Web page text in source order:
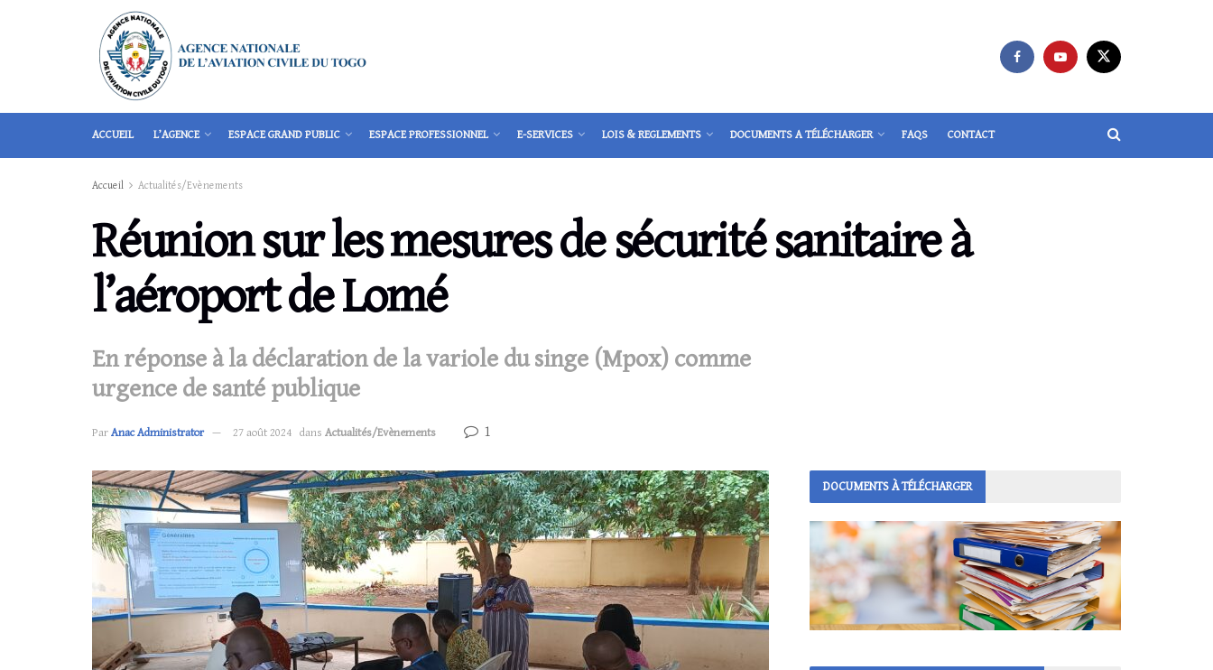
ACCUEIL L’AGENCE ESPACE GRAND PUBLIC ESPACE PROFESSIONNEL E-SERVICES LOIS & REGLEMENTS DOCUMENTS A TÉLÉCHARGER FAQS CONTACT
Accueil Actualités/Evènements
Réunion sur les mesures de sécurité sanitaire à
l’aéroport de Lomé
En réponse à la déclaration de la variole du singe (Mpox) comme
urgence de santé publique
Par Anac Administrator 27 août 2024 dans Actualités/Evènements 1
DOCUMENTS À TÉLÉCHARGER